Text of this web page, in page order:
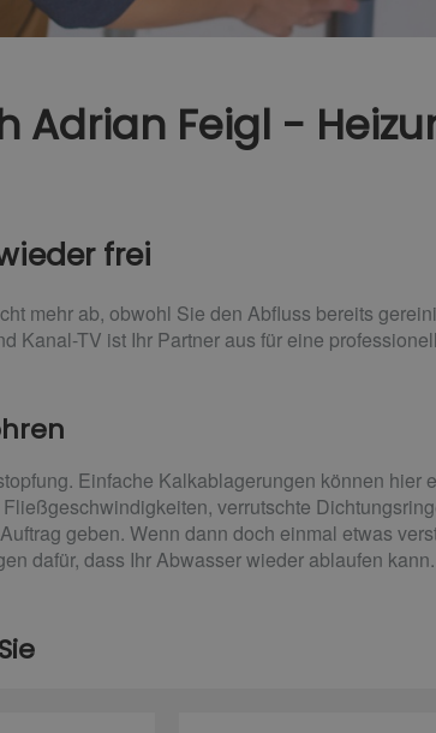
Adrian Feigl -
frei
mehr ab, obwohl Sie den Abfluss bereits
Kanal-TV ist Ihr Partner aus für eine
Einfache Kalkablagerungen können hier
verrutschte
geben. Wenn dann doch einmal etwas
dafür, dass Ihr Abwasser wieder ablaufen kann.